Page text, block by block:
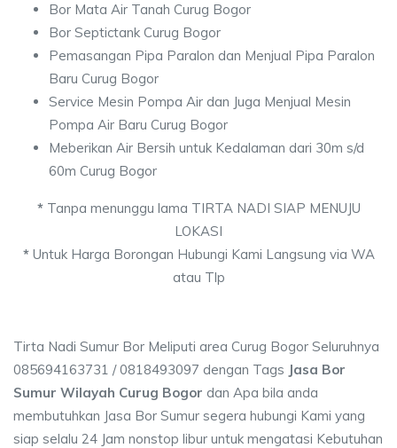
Bor Mata Air Tanah Curug Bogor
Bor Septictank Curug Bogor
Pemasangan Pipa Paralon dan Menjual Pipa Paralon
Baru Curug Bogor
Service Mesin Pompa Air dan Juga Menjual Mesin
Pompa Air Baru Curug Bogor
Meberikan Air Bersih untuk Kedalaman dari 30m s/d
60m Curug Bogor
*Tanpa menunggu lama TIRTA NADI SIAP MENUJU
LOKASI
*Untuk Harga Borongan Hubungi Kami Langsung via WA
atau Tlp
Tirta Nadi Sumur Bor Meliputi area Curug Bogor Seluruhnya
085694163731 / 0818493097 dengan Tags Jasa Bor
Sumur Wilayah Curug Bogor dan Apa bila anda
membutuhkan Jasa Bor Sumur segera hubungi Kami yang
siap selalu 24 Jam nonstop libur untuk mengatasi Kebutuhan